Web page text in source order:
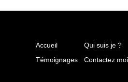
Accueil Qui suis je ?
Témoignages
Contactez moi